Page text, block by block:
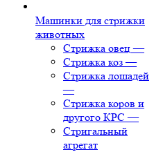
Машинки для стрижки
животных
Стрижка овец —
Стрижка коз —
Стрижка лошадей
—
Стрижка коров и
другого КРС —
Стригальный
агрегат